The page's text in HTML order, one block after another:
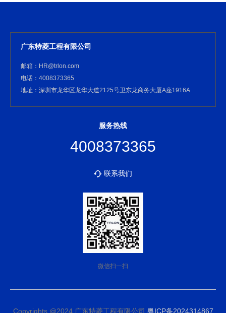
广东特菱工程有限公司
邮箱：HR@trlon.com
电话：4008373365
地址：深圳市龙华区龙华大道2125号卫东龙商务大厦A座1916A
服务热线
4008373365
联系我们
微信扫一扫
Copyrights @2024 广东特菱工程有限公司 粤ICP备2024314867